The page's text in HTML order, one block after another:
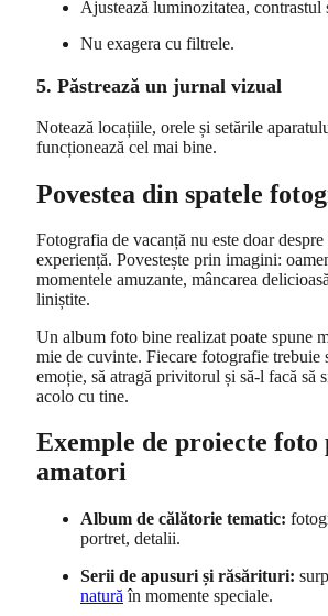
Ajustează luminozitatea, contrastul
Nu exagera cu filtrele.
5. Păstrează un jurnal vizual
Notează locațiile, orele și setările
funcționează cel mai bine.
Povestea din spatele
Fotografia de vacanță nu este doar
experiență. Povestește prin imagini:
momentele amuzante, mâncarea
liniștite.
Un album foto bine realizat poate spune
mie de cuvinte. Fiecare fotografie trebuie
emoție, să atragă privitorul și să-l facă să
acolo cu tine.
Exemple de proiecte foto
amatori
Album de călătorie tematic:
portret, detalii.
Serii de apusuri și răsărituri:
natură în momente speciale.